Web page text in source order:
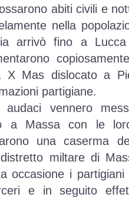
abiti civili e
nella
arrivò fino a
X Mas dislocato a
partigiane.
audaci vennero
a Massa con le
una caserma
miltare di
occasione i
e in seguito